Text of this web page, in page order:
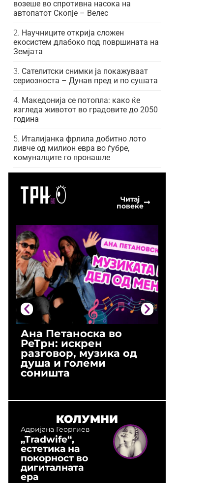
возеше во спротивна насока на
автопатот Скопје – Велес
Научниците открија сложен
екосистем длабоко под површината на
Земјата
Сателитски снимки ја покажуваат
сериозноста – Дунав пред и по сушата
Македонија се потопла: како ќе
изгледа животот во градовите до 2050
година
Италијанка фрлила добитно лото
ливче од милион евра во ѓубре,
комуналците го пронашле
Читај
повеќе
Ана Петаноска во
РеТрн: искрен
разговор, музика од
душа и големи
соништа
КОЛУМНИ
Адријана Георгиев
„Tradwife“,
естетика на
покорност во
дигиталната
ера